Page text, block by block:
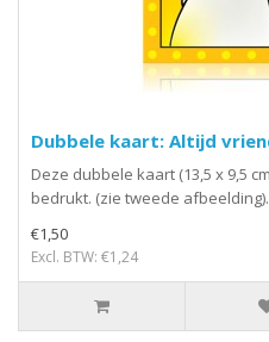
Dubbele kaart: Altijd
Deze dubbele kaart (13,5 x 9,5
bedrukt. (zie tweede afbeelding).
€1,50
Excl. BTW: €1,24